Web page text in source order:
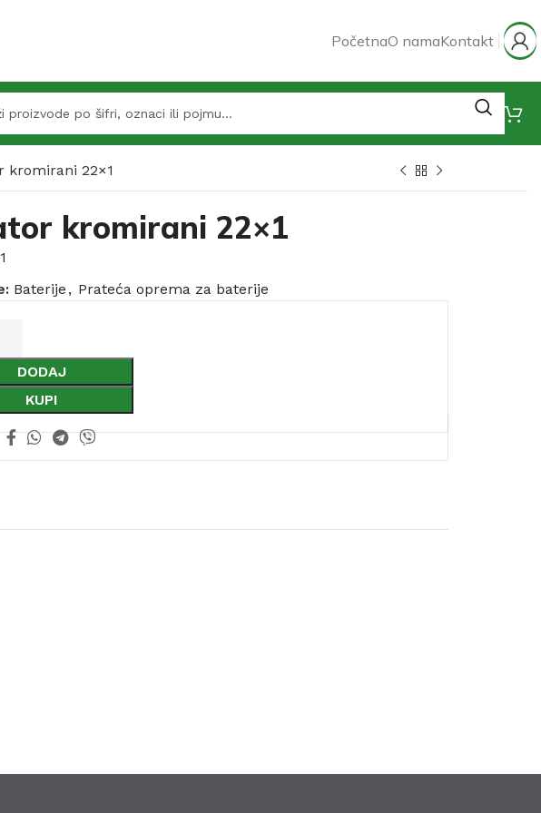
PočetnaO namaKontakt
kromirani 22×1
kromirani 22×1
Baterije , Prateća oprema za baterije
DODAJ
KUPI